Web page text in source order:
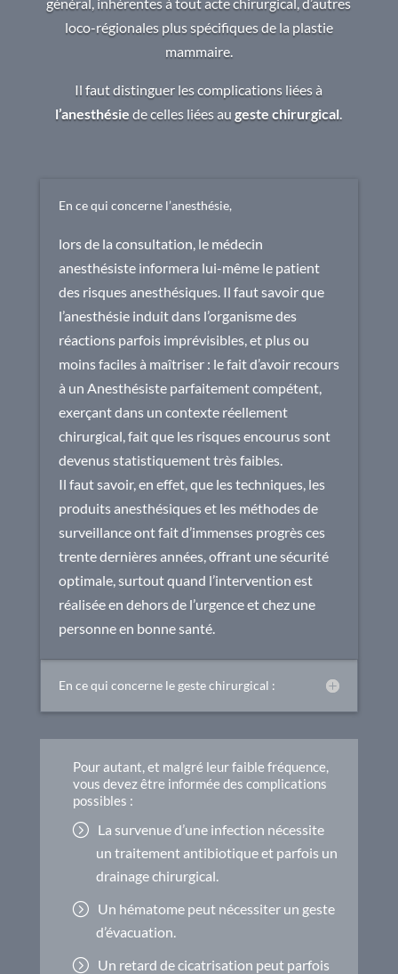
loco-régionales plus spécifiques de la plastie
mammaire.
Il faut distinguer les complications liées à
l’anesthésie de celles liées augeste chirurgical.
En ce qui concerne l’anesthésie,
lors de la consultation, le médecin
anesthésiste informera lui-même le patient
des risques anesthésiques. Il faut savoir que
l’anesthésie induit dans l’organisme des
réactions parfois imprévisibles, et plus ou
moins faciles à maîtriser : le fait d’avoir recours
à un Anesthésiste parfaitement compétent,
exerçant dans un contexte réellement
chirurgical, fait que les risques encourus sont
devenus statistiquement très faibles.
Il faut savoir, en effet, que les techniques, les
produits anesthésiques et les méthodes de
surveillance ont fait d’immenses progrès ces
trente dernières années, offrant une sécurité
optimale, surtout quand l’intervention est
réalisée en dehors de l’urgence et chez une
personne en bonne santé.
En ce qui concerne le geste chirurgical :
Pour autant, et malgré leur faible fréquence,
vous devez être informée des complications
possibles :
La survenue d’une infection nécessite
un traitement antibiotique et parfois un
drainage chirurgical.
Un hématome peut nécessiter un geste
d’évacuation.
Un retard de cicatrisation peut parfois